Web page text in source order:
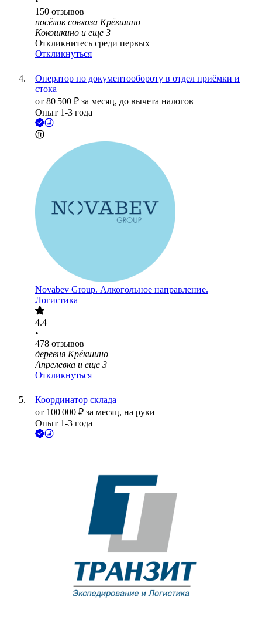
150 отзывов
посёлок совхоза Крёкшино
Кокошкино и еще 3
Откликнитесь среди первых
Откликнуться
Оператор по документообороту в отдел приёмки и
стока
от 80 500 ₽ за месяц, до вычета налогов
Опыт 1-3 года
Novabev Group. Алкогольное направление.
Логистика
4.4
•
478 отзывов
деревня Крёкшино
Апрелевка и еще 3
Откликнуться
Координатор склада
от 100 000 ₽ за месяц, на руки
Опыт 1-3 года